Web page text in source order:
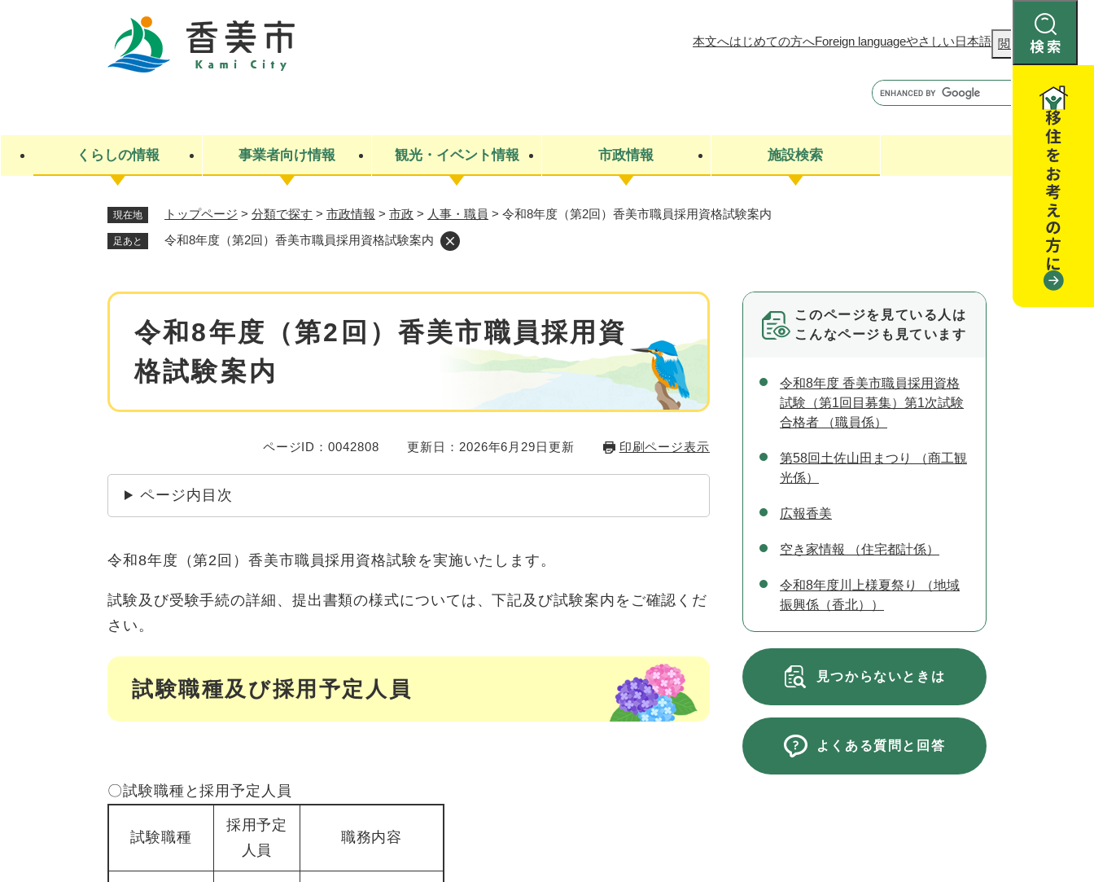
検
索
本文へはじめての方へForeign languageやさしい日本語 閲覧補助
索
くらしの情報
ライフステージ 住民票・戸籍 税金
交通情報 市役所・施設案内
閉じる
事業者向け情報
産業振興 建設・上下水道
観光・イベント情報
観光スポット・観光施設 イベント・お祭り・特産品
市政情報
市政への参加 コミュニティ・まちづくり
施設検索
現在地 トップページ > 分類で探す > 市政情報 > 市政 > 人事・職員 > 令和8年度（第2回）香美市職員採用資格試験案内
足あと 令和8年度（第2回）香美市職員採用資格試験案内
本
令和8年度（第2回）香美市職員採用資
格試験案内
ページID：0042808 更新日：2026年6月29日更新 印刷ページ表示
ページ内目次
令和8年度（第2回）香美市職員採用資格試験を実施いたします。
試験及び受験手続の詳細、提出書類の様式については、下記及び試験案内をご確認くだ
さい。
試験職種及び採用予定人員
〇試験職種と採用予定人員
試験職種
採用予定
人員
職務内容
このページを見ている人は
こんなページも見ています
令和8年度 香美市職員採用資格
試験（第1回目募集）第1次試験
合格者 （職員係）
第58回土佐山田まつり （商工観
光係）
広報香美
空き家情報 （住宅都計係）
令和8年度川上様夏祭り （地域
振興係（香北））
見つからないときは
よくある質問と回答